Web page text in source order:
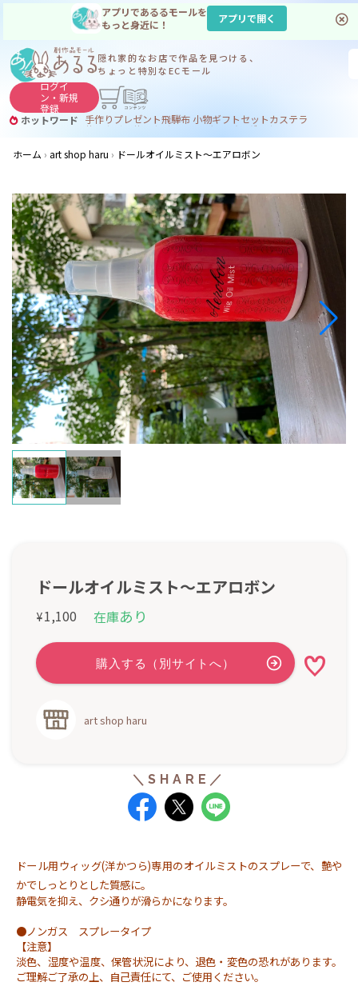
アプリであるるモールを
もっと身近に！
アプリで開く
隠れ家的なお店で作品を見つける、
ちょっと特別なECモール
ログイ
ン・新規
登録
ホットワード 手作りプレゼント飛騨布 小物ギフトセットカステラ
サヌカイト コーヒー
ジンギスカン
ホーム
art shop haru ドールオイルミスト〜エアロボン
ドールオイルミスト〜エアロボン
¥1,100 在庫あり
art shop haru
ドール用ウィッグ(洋かつら)専用のオイルミストのスプレーで、 艶や
かでしっとりとした質感に。
静電気を抑え、クシ通りが滑らかになります。
●ノンガス スプレータイプ
【注意】
淡色、湿度や温度、保管状況により、退色・変色の恐れがあります。
ご理解ご了承の上、自己責任にて、ご使用ください。